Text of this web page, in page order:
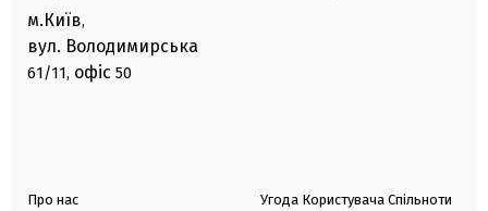
м.Київ,
вул. Володимирська
61/11, офіс 50
Про нас Угода Користувача Спільноти